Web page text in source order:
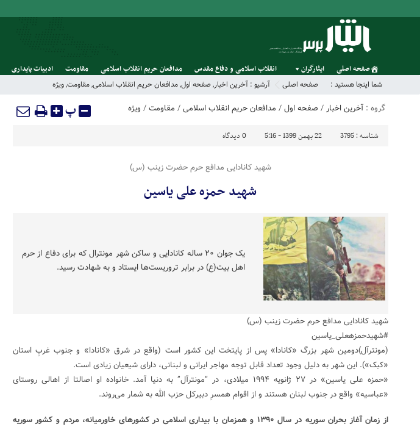
صفحه اصلی ایثارگران انقلاب اسلامی و دفاع مقدس مدافعان حریم انقلاب اسلامی مقاومت ادبیات پایداری
شما اینجا هستید : صفحه اصلی آرشیو : آخرین اخبار,صفحه اول,مدافعان حریم انقلاب اسلامی,مقاومت,ویژه
گروه : آخرین اخبار / صفحه اول/ مدافعان حریم انقلاب اسلامی/ مقاومت/ ویژه پ
شناسه : 3795 22 بهمن 1399 - 5:16 0 دیدگاه
شهید کانادایی مدافع حرم حضرت زینب (س)
شهید حمزه علی یاسین
یک جوان ۲۰ ساله کانادایی و ساکن شهر مونترال که برای دفاع از حرم
اهل بیت(ع) در برابر تروریست‌ها ایستاد و به شهادت رسید.
شهید کانادایی مدافع حرم حضرت زینب (س)
#شهیدحمزهعلی_یاسین
(مونترآل)دومین شهر بزرگ «کانادا» پس از پایتخت این کشور است (واقع در شرق «کانادا» و جنوب غربِ استان
«کبک»). این شهر به دلیل وجود تعداد قابل توجه مهاجر ایرانی و لبنانی، دارای شیعیان زیادی است.
«حمزه علی یاسین» در ۲۷ ژانویه ۱۹۹۴ میلادی، در “مونترآل” به دنیا آمد. خانواده او اصالتا از اهالی روستای
«عباسیه» واقع در جنوب لبنان هستند و از اقوام همسرِ دبیرکل حزب الله به شمار می‌روند.
از زمان آغاز بحران سوریه در سال ۱۳۹۰ و همزمان با بیداری اسلامی در کشورهای خاورمیانه، مردم و کشور سوریه